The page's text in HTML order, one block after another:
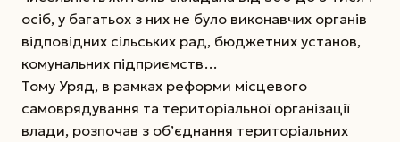
осіб, у багатьох з них не було виконавчих органів
відповідних сільських рад, бюджетних установ,
комунальних підприємств…
Тому Уряд, в рамках реформи місцевого
самоврядування та територіальної організації
влади, розпочав з об’єднання територіальних